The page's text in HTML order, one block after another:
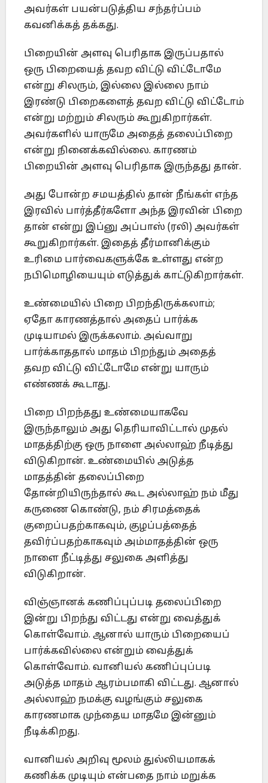
அவர்கள் பயன்படுத்திய சந்தர்ப்பம்
கவனிக்கத் தக்கது.
பிறையின் அளவு பெரிதாக இருப்பதால்
ஒரு பிறையைத் தவற விட்டு விட்டோமே
என்று சிலரும், இல்லை இல்லை நாம்
இரண்டு பிறைகளைத் தவற விட்டு விட்டோம்
என்று மற்றும் சிலரும் கூறுகிறார்கள்.
அவர்களில் யாருமே அதைத் தலைப்பிறை
என்று நினைக்கவில்லை. காரணம்
பிறையின் அளவு பெரிதாக இருந்தது தான்.
அது போன்ற சமயத்தில் தான் நீங்கள் எந்த
இரவில் பார்த்தீர்களோ அந்த இரவின் பிறை
தான் என்று இப்னு அப்பாஸ் (ரலி) அவர்கள்
கூறுகிறார்கள். இதைத் தீர்மானிக்கும்
உரிமை பார்வைகளுக்கே உள்ளது என்ற
நபிமொழியையும் எடுத்துக் காட்டுகிறார்கள்.
உண்மையில் பிறை பிறந்திருக்கலாம்;
ஏதோ காரணத்தால் அதைப் பார்க்க
முடியாமல் இருக்கலாம். அவ்வாறு
பார்க்காததால் மாதம் பிறந்தும் அதைத்
தவற விட்டு விட்டோமே என்று யாரும்
எண்ணக் கூடாது.
பிறை பிறந்தது உண்மையாகவே
இருந்தாலும் அது தெரியாவிட்டால் முதல்
மாதத்திற்கு ஒரு நாளை அல்லாஹ் நீடித்து
விடுகிறான். உண்மையில் அடுத்த
மாதத்தின் தலைப்பிறை
தோன்றியிருந்தால் கூட அல்லாஹ் நம் மீது
கருணை கொண்டு, நம் சிரமத்தைக்
குறைப்பதற்காகவும், குழப்பத்தைத்
தவிர்ப்பதற்காகவும் அம்மாதத்தின் ஒரு
நாளை நீட்டித்து சலுகை அளித்து
விடுகிறான்.
விஞ்ஞானக் கணிப்புப்படி தலைப்பிறை
இன்று பிறந்து விட்டது என்று வைத்துக்
கொள்வோம். ஆனால் யாரும் பிறையைப்
பார்க்கவில்லை என்றும் வைத்துக்
கொள்வோம். வானியல் கணிப்புப்படி
அடுத்த மாதம் ஆரம்பமாகி விட்டது. ஆனால்
அல்லாஹ் நமக்கு வழங்கும் சலுகை
காரணமாக முந்தைய மாதமே இன்னும்
நீடிக்கிறது.
வானியல் அறிவு மூலம் துல்லியமாகக்
கணிக்க முடியும் என்பதை நாம் மறுக்க